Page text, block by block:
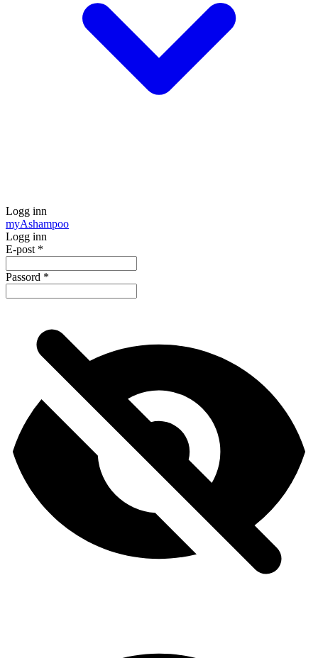
Logg inn
myAshampoo
Logg inn
E-post *
Passord *